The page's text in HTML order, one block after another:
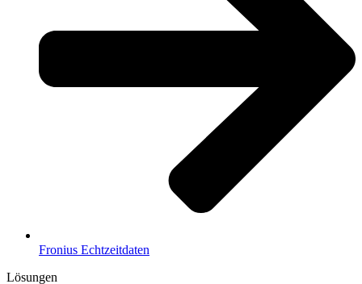
Fronius Echtzeitdaten
Lösungen